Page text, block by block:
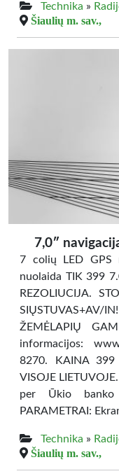
Technika »
Šiaulių m. sav.,
7,0″
7 colių LED GPS
nuolaida TIK 399
REZOLIUCIJA.
SIŲSTUVAS+AV/
ŽEMĖLAPIŲ
informacijos:
8270. KAINA 399
VISOJE
per Ūkio banko
PARAMETRAI:
Technika »
Šiaulių m. sav.,